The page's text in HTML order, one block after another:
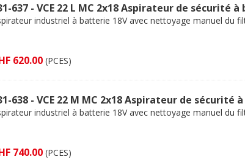
637 - VCE 22 L MC 2x18 Aspirateur de sécurité
industriel à batterie 18V avec nettoyage manuel du
620.00 (PCES)
638 - VCE 22 M MC 2x18 Aspirateur de sécurité
industriel à batterie 18V avec nettoyage manuel du
740.00 (PCES)